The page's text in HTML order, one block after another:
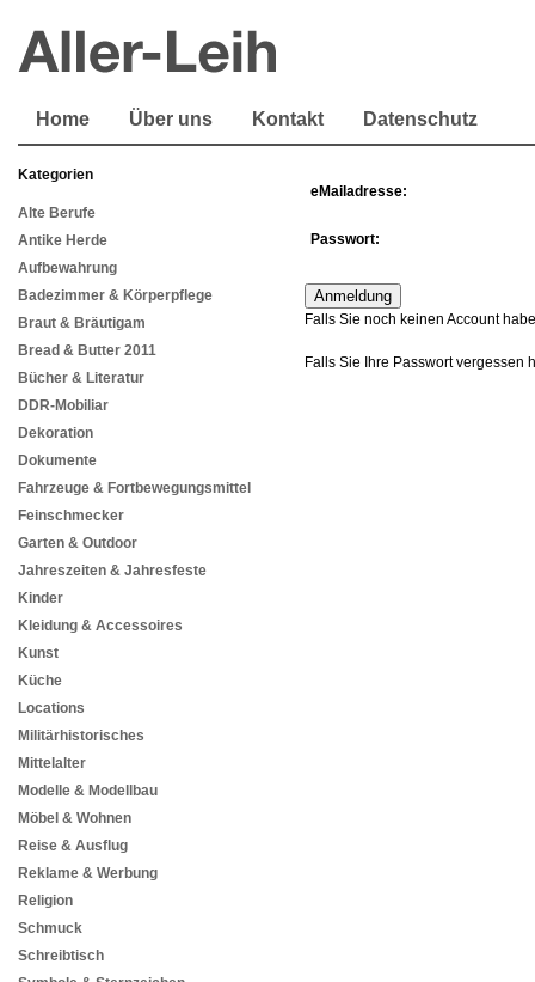
Home Über uns Kontakt Datenschutz
Kategorien
Alte Berufe
Antike Herde
Aufbewahrung
Badezimmer & Körperpflege
Braut & Bräutigam
Bread & Butter 2011
Bücher & Literatur
DDR-Mobiliar
Dekoration
Dokumente
Fahrzeuge & Fortbewegungsmittel
Feinschmecker
Garten & Outdoor
Jahreszeiten & Jahresfeste
Kinder
Kleidung & Accessoires
Kunst
Küche
Locations
Militärhistorisches
Mittelalter
Modelle & Modellbau
Möbel & Wohnen
Reise & Ausflug
Reklame & Werbung
Religion
Schmuck
Schreibtisch
eMailadresse:
Passwort:
Falls Sie noch keinen Account
Falls Sie Ihre Passwort vergessen